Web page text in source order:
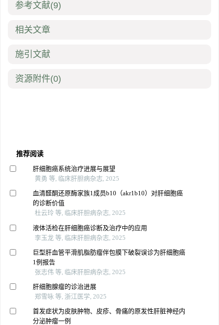
参考文献(9)
相关文章
施引文献
资源附件(0)
推荐阅读
肝细胞癌系统治疗进展与展望
黄勇 等, 临床肝胆病杂志, 2025
血清醛酮还原酶家族1成员b10（akr1b10）对肝细胞癌
的诊断价值
杜云玲 等, 临床肝胆病杂志, 2025
液体活检在肝细胞癌诊断及治疗中的应用
李玉龙 等, 临床肝胆病杂志, 2025
巨型肝血管平滑肌脂肪瘤伴包膜下破裂误诊为肝细胞癌
1例报告
张志伟 等, 临床肝胆病杂志, 2025
肝细胞腺瘤的诊治进展
郑雪咏 等, 浙江医学, 2025
首发症状为皮肤肿物、皮疹、骨痛的原发性肝脏神经内
分泌肿瘤一例